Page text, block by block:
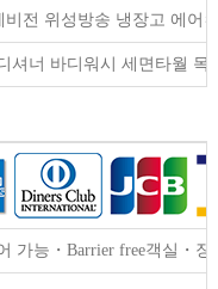
비전 위성방송 냉장고 에어
셔너 바디워시 세면타월
가능・Barrier free객실・